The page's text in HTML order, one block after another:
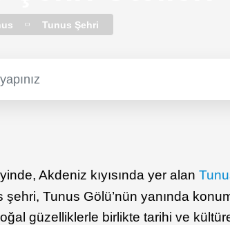
Tunus Şehri
Akdeniz kıyısında yer alan
şehri, Tunus Gölü’nün yanında
güzelliklerle birlikte tarihi ve